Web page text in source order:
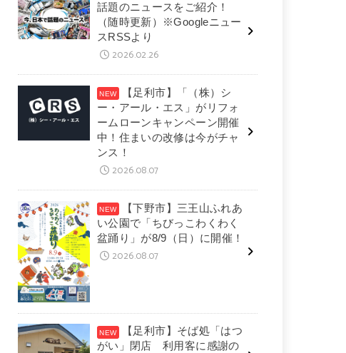
話題のニュースをご紹介！
（随時更新）※Googleニュー
スRSSより
2026.02.26
【足利市】「（株）シ
ー・アール・エス」がリフォ
ームローンキャンペーン開催
中！住まいの改修は今がチャ
ンス！
2026.08.07
【下野市】三王山ふれあ
い公園で「ちびっこわくわく
盆踊り」が8/9（日）に開催！
2026.08.07
【足利市】そば処「はつ
がい」閉店 利用客に感謝の